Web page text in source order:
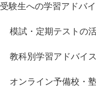
受験生への学習アドバ
模試・定期テストの
教科別学習アドバイス
オンライン予備校・